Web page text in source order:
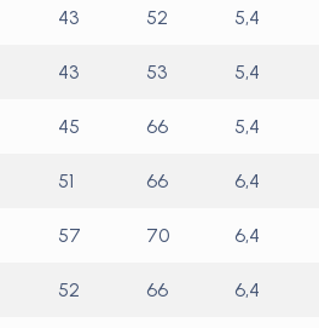
43 52 5,4
43 53 5,4
45 66 5,4
51 66 6,4
57 70 6,4
52 66 6,4